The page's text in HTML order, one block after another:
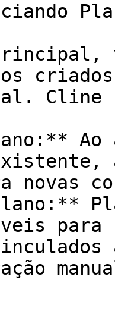
Cline
Ao
novas
para